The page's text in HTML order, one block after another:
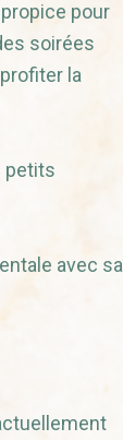
pour
soirées
la
petits
avec sa